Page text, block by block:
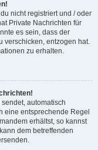
nicht registriert und / oder
Private Nachrichten für
es sein, dass der
verschicken, entzogen hat.
zu erhalten.
automatisch
eine entsprechende Regel
erhältst, so kannst
dem betreffenden